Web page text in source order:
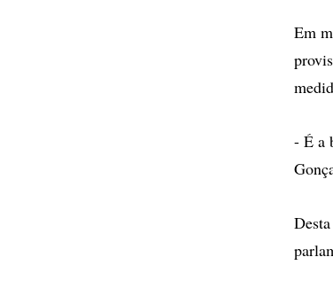
Em
- É a